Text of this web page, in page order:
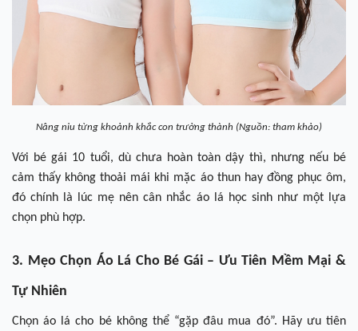
Nâng niu từng khoảnh khắc con trưởng thành (Nguồn: tham khảo)
Với bé gái 10 tuổi, dù chưa hoàn toàn dậy thì, nhưng nếu bé
cảm thấy không thoải mái khi mặc áo thun hay đồng phục ôm,
đó chính là lúc mẹ nên cân nhắc áo lá học sinh như một lựa
chọn phù hợp.
3. Mẹo Chọn Áo Lá Cho Bé Gái – Ưu Tiên Mềm Mại &
Tự Nhiên
Chọn áo lá cho bé không thể “gặp đâu mua đó”. Hãy ưu tiên